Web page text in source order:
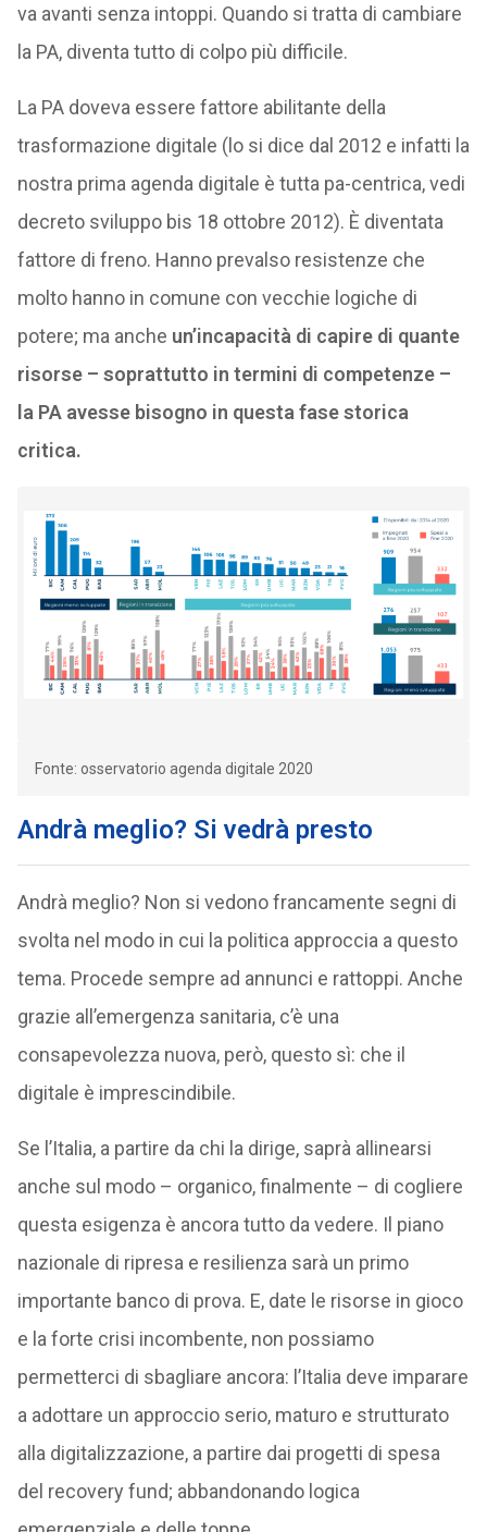
va avanti senza intoppi. Quando si tratta di cambiare
la PA, diventa tutto di colpo più difficile.
La PA doveva essere fattore abilitante della
trasformazione digitale (lo si dice dal 2012 e infatti la
nostra prima agenda digitale è tutta pa-centrica, vedi
decreto sviluppo bis 18 ottobre 2012). È diventata
fattore di freno. Hanno prevalso resistenze che
molto hanno in comune con vecchie logiche di
potere; ma anche un’incapacità di capire di quante
risorse – soprattutto in termini di competenze –
la PA avesse bisogno in questa fase storica
critica.
Fonte: osservatorio agenda digitale 2020
Andrà meglio? Si vedrà presto
Andrà meglio? Non si vedono francamente segni di
svolta nel modo in cui la politica approccia a questo
tema. Procede sempre ad annunci e rattoppi. Anche
grazie all’emergenza sanitaria, c’è una
consapevolezza nuova, però, questo sì: che il
digitale è imprescindibile.
Se l’Italia, a partire da chi la dirige, saprà allinearsi
anche sul modo – organico, finalmente – di cogliere
questa esigenza è ancora tutto da vedere. Il piano
nazionale di ripresa e resilienza sarà un primo
importante banco di prova. E, date le risorse in gioco
e la forte crisi incombente, non possiamo
permetterci di sbagliare ancora: l’Italia deve imparare
a adottare un approccio serio, maturo e strutturato
alla digitalizzazione, a partire dai progetti di spesa
del recovery fund; abbandonando logica